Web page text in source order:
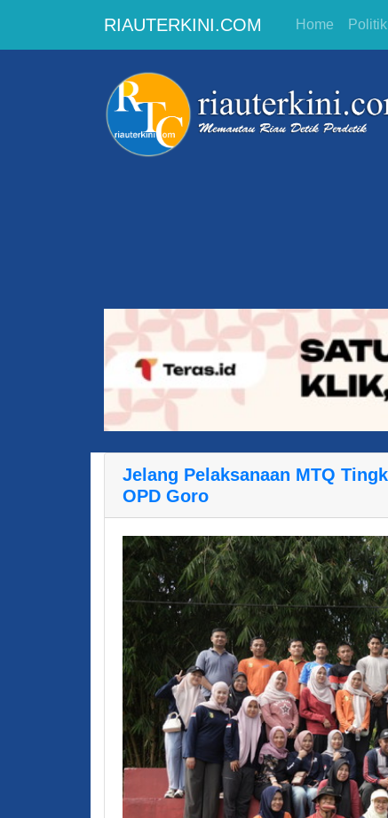
RIAUTERKINI.COM Home Politik
Jelang Pelaksanaan MTQ
OPD Goro